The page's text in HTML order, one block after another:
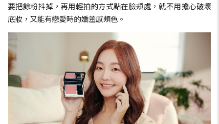
要把餘粉抖掉，再用輕拍的方式點在臉頰處，就不用擔心破壞
底妝，又能有戀愛時的嬌羞感頰色。